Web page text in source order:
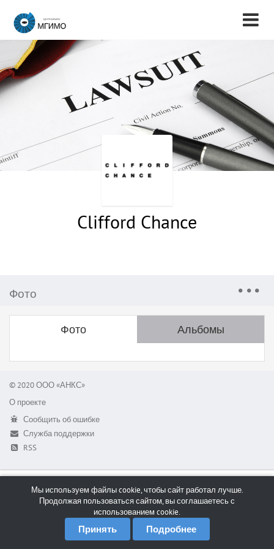
Clifford Chance
Фото
Фото Альбомы
© 2020 ООО «АНКС»
О проекте
Сообщить об ошибке
Служба поддержки
RSS
Мы используем файлы cookie, чтобы сайт работал лучше.
Продолжая пользоваться сайтом, вы соглашаетесь с
использованием cookie.
Принять Подробнее